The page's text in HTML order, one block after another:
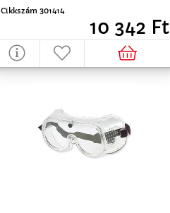
Cikkszám 301414
10 342 Ft